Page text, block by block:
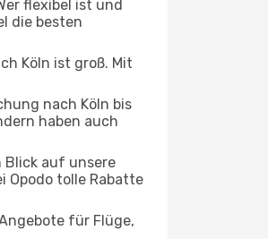
flexibel ist und
die besten
Köln ist groß. Mit
nach Köln bis
haben auch
Blick auf unsere
Opodo tolle Rabatte
für Flüge,